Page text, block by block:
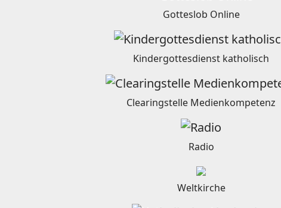
Gotteslob Online
Kindergottesdienst katholisch
Clearingstelle Medienkompetenz
Radio
Weltkirche